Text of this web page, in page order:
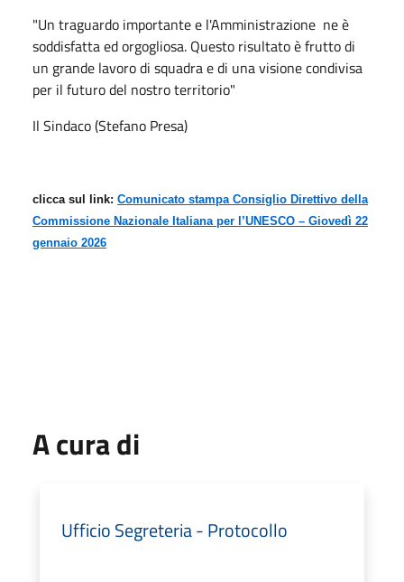
"Un traguardo importante e l'Amministrazione ne è
soddisfatta ed orgogliosa. Questo risultato è frutto di
un grande lavoro di squadra e di una visione condivisa
per il futuro del nostro territorio"
Il Sindaco (Stefano Presa)
clicca sul link: Comunicato stampa Consiglio Direttivo della
Commissione Nazionale Italiana per l’UNESCO – Giovedì 22
gennaio 2026
A cura di
Ufficio Segreteria - Protocollo